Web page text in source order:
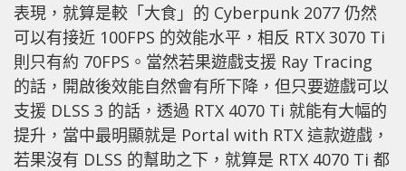
表現，就算是較「大食」的 Cyberpunk 2077 仍然
可以有接近 100FPS 的效能水平，相反 RTX 3070 Ti
則只有約 70FPS。當然若果遊戲支援 Ray Tracing
的話，開啟後效能自然會有所下降，但只要遊戲可以
支援 DLSS 3 的話，透過 RTX 4070 Ti 就能有大幅的
提升，當中最明顯就是 Portal with RTX 這款遊戲，
若果沒有 DLSS 的幫助之下，就算是 RTX 4070 Ti 都